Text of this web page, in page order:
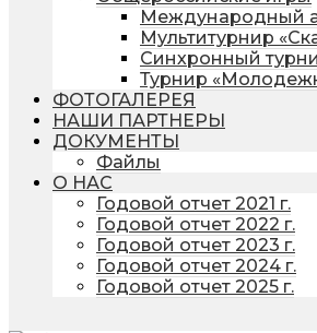
Международный
Мультитурнир
Синхронный
Турнир
ФОТОГАЛЕРЕЯ
НАШИ ПАРТНЕРЫ
ДОКУМЕНТЫ
Файлы
О НАС
Годовой отчет 2021 г.
Годовой отчет 2022 г.
Годовой отчет 2023 г.
Годовой отчет 2024 г.
Годовой отчет 2025 г.